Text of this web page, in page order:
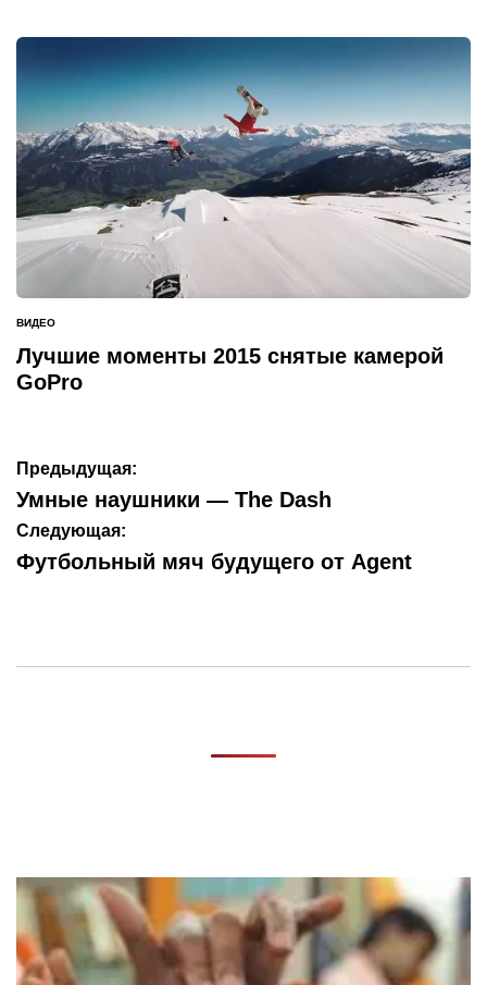
ОПУБЛИКОВАНО
В
ВИДЕО
Лучшие моменты 2015 снятые камерой
GoPro
Навигация
по
записям
Предыдущая:
Умные наушники — The Dash
Следующая:
Футбольный мяч будущего от Agent